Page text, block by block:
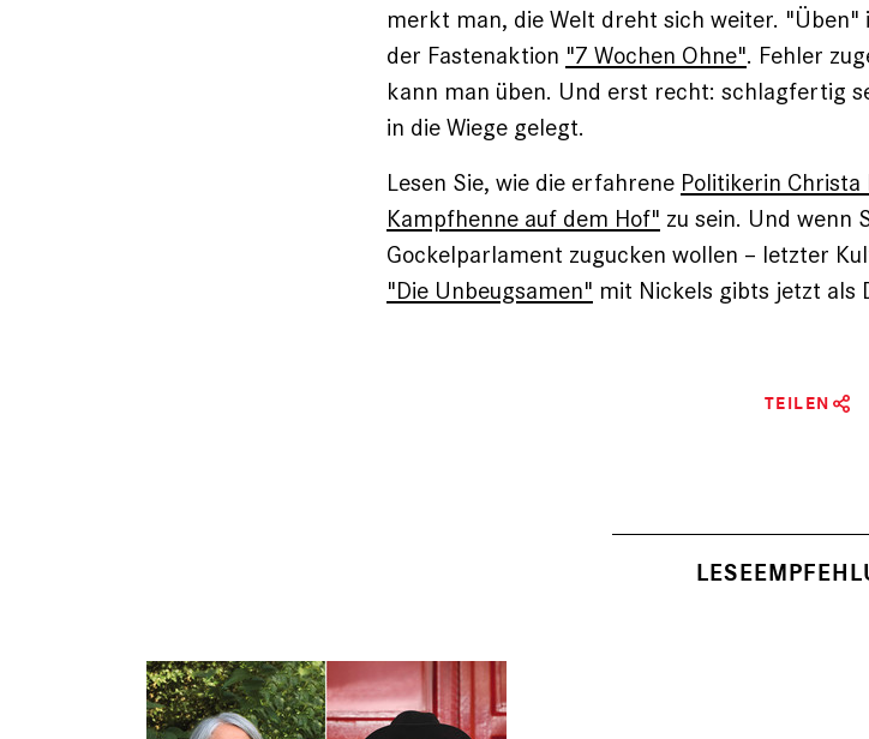
merkt man, die Welt dreht sich weiter.
der Fastenaktion "7 Wochen Ohne". Fehler
kann man üben. Und erst recht: schlagfertig
in die Wiege gelegt.
Lesen Sie, wie die erfahrene Politikerin
Kampfhenne auf dem Hof" zu sein. Und wenn
Gockelparlament zugucken wollen – letzter
"Die Unbeugsamen" mit Nickels gibts jetzt als
TEILEN